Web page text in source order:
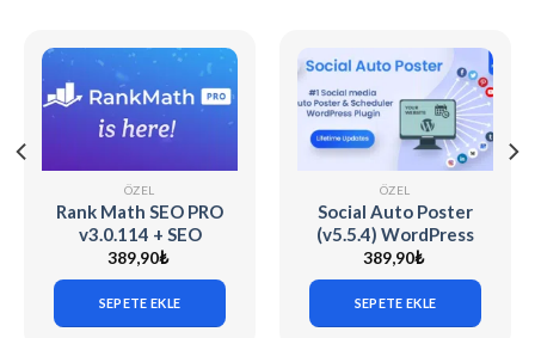
ÖZEL
Rank Math SEO PRO
v3.0.114 + SEO
v1.0.271.1
389,90₺
SEPETE EKLE
ÖZEL
Social Auto Poster
(v5.5.4) WordPress
Plugin
389,90₺
SEPETE EKLE